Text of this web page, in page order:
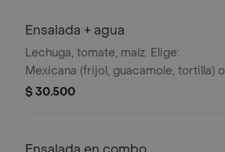
Ensalada + agua
Lechuga, tomate, maíz. Elige:
Mexicana (frijol, guacamole, tortilla) o
Campestre (quesos, huevo, pepinillos)
alimentos de origen animal) + agua
$ 30.500